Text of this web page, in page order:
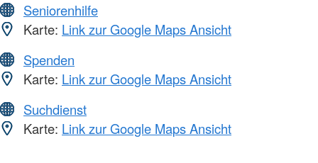
Seniorenhilfe
Karte: Link zur Google Maps Ansicht
Spenden
Karte: Link zur Google Maps Ansicht
Suchdienst
Karte: Link zur Google Maps Ansicht